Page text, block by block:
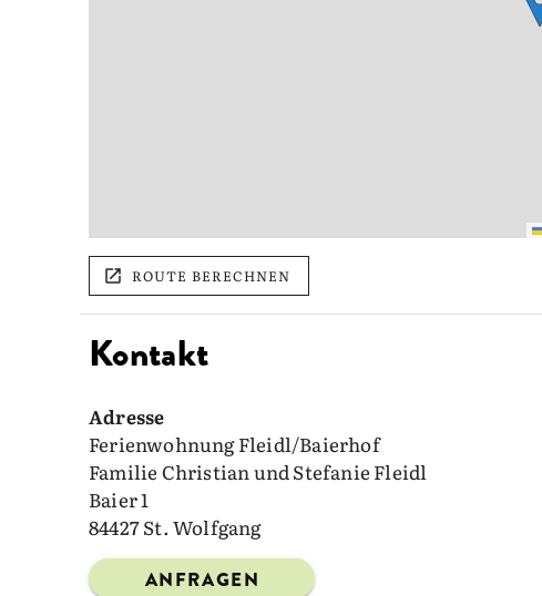
ROUTE BERECHNEN
Kontakt
Adresse
Ferienwohnung Fleidl/Baierhof
Familie Christian und Stefanie Fleidl
Baier 1
84427 St. Wolfgang
ANFRAGEN